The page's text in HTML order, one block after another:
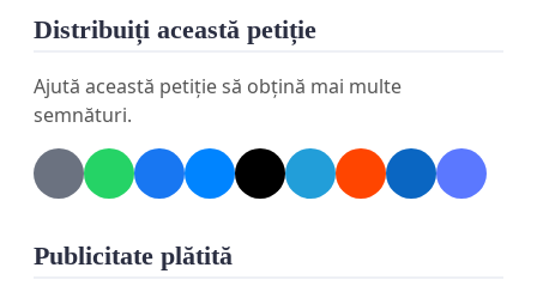
Distribuiți această petiție
Ajută această petiție să obțină mai multe
semnături.
Publicitate plătită